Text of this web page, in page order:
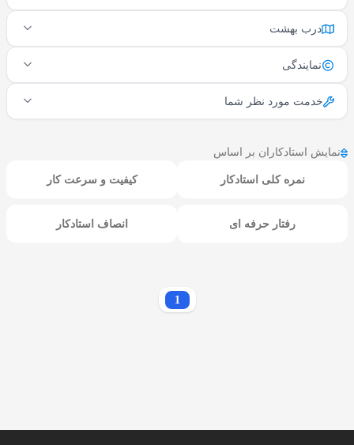
درب بهشت
نمایندگی
خدمت مورد نظر شما
نمایش استادکاران بر اساس
نمره کلی استادکار کیفیت و سرعت کار
رفتار حرفه ای انصاف استادکار
1